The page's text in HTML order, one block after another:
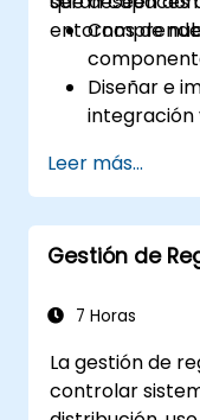
entornos de
Diseñar e
integración
datos
sectorial.
Utilizar los
el análisis
datos en la
Leer más...
Gestión de
7 Horas
La gestión de
controlar